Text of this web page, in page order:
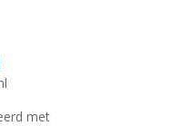
met